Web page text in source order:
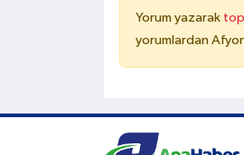
Yorum yazarak
yorumlardan